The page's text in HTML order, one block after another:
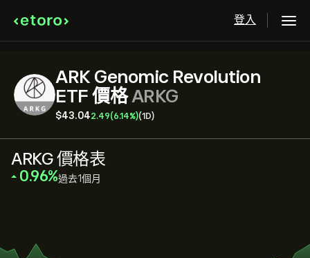
登入
ARK Genomic Revolution
ETF 價格ARKG
‎$‎43.042.49(6.14%)(1D)
ARKG 價格表
‎0.96‎ 過去1個月